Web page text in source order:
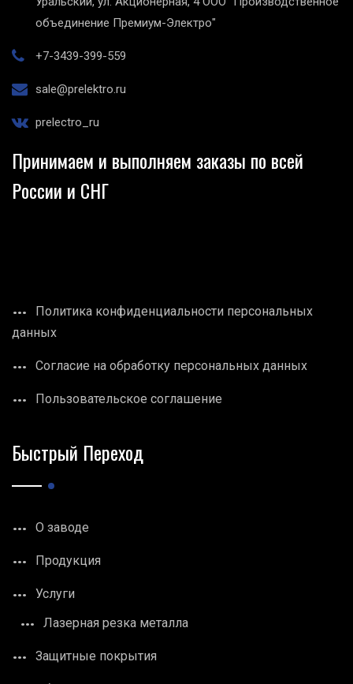
объединение Премиум-Электро"
+7-3439-399-559
sale@prelektro.ru
prelectro_ru
Принимаем и выполняем заказы по всей
России и СНГ
Политика конфиденциальности персональных
данных
Согласие на обработку персональных данных
Пользовательское соглашение
Быстрый Переход
О заводе
Продукция
Услуги
Лазерная резка металла
Защитные покрытия